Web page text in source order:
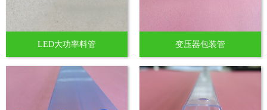
LED大功率料管 变压器包装管